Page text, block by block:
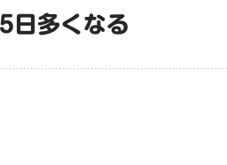
日多くなる